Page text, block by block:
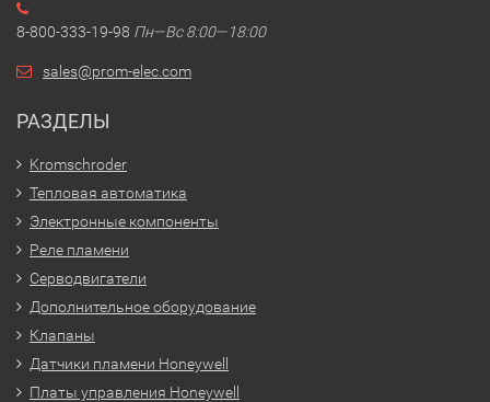
8-800-333-19-98 Пн—Вс 8:00—18:00
sales@prom-elec.com
РАЗДЕЛЫ
Kromschroder
Тепловая автоматика
Электронные компоненты
Реле пламени
Серводвигатели
Дополнительное оборудование
Клапаны
Датчики пламени Honeywell
Платы управления Honeywell